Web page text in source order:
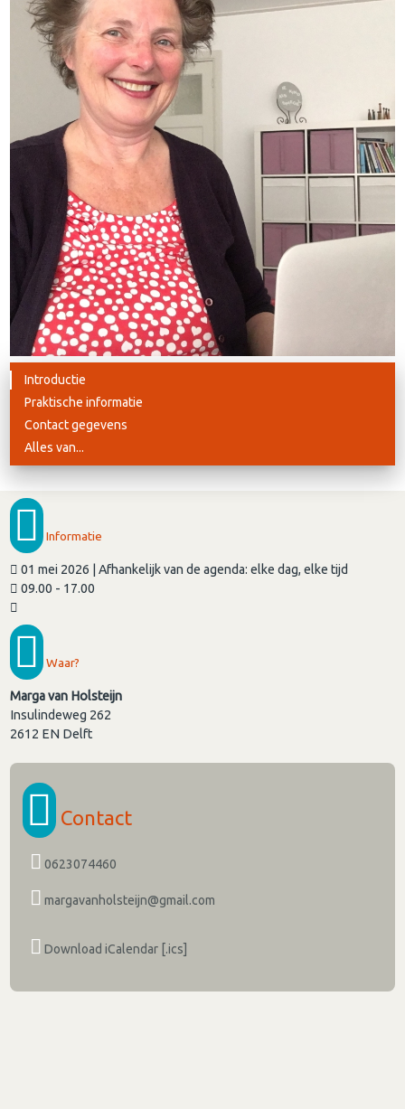
Introductie
Praktische informatie
Contact gegevens
Alles van...
Informatie
01 mei 2026 | Afhankelijk van de agenda: elke dag, elke tijd
09.00 - 17.00
Waar?
Marga van Holsteijn
Insulindeweg 262
2612 EN Delft
Contact
0623074460
margavanholsteijn@gmail.com
Download iCalendar [.ics]